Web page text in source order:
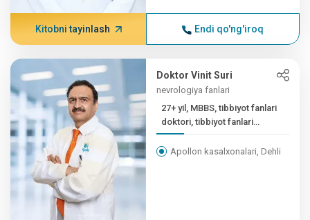
Kitobni tayinlash Endi qo'ng'iroq
Doktor Vinit Suri
nevrologiya fanlari
27+ yil, MBBS, tibbiyot fanlari
doktori, tibbiyot fanlari
doktori
Apollon kasalxonalari, Dehli